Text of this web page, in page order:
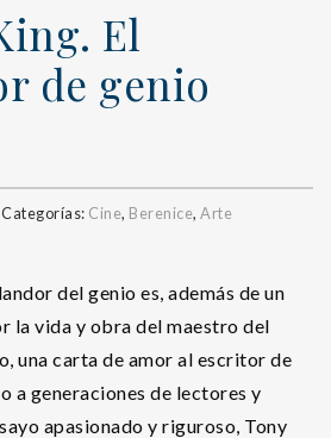
El
de genio
Categorías: Cine, Berenice, Arte
del genio es, además de un
la vida y obra del maestro del
una carta de amor al escritor de
a generaciones de lectores y
apasionado y riguroso, Tony